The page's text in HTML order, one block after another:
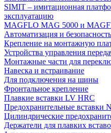
SIMIT – имитационная
эксплуатацию
MAGFLO MAG 5000 и
Автоматизация и
Крепление на монтажную
Устройства управления
Монтажные части для
Навеска и встраивание
Для подключения на шины
Фронтальное крепление
Плавкие вставки LV HRC
Предохранительные вставки
Цилиндрические
Держатели для плавких